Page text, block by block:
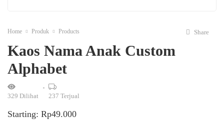
Home Produk Products
Kaos Nama Anak Custom
Alphabet
329 Dilihat 237 Terjual
Starting: Rp49.000
Share